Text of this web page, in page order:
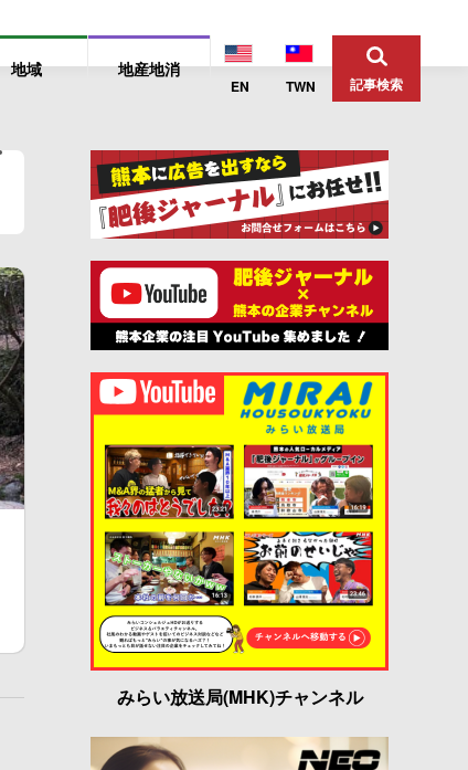
地域 地産地消
EN TWN 記事検索
みらい放送局(MHK)チャンネル